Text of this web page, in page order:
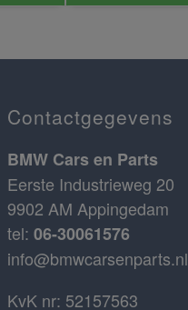
Contactgegevens
BMW Cars en Parts
Eerste Industrieweg 20
9902 AM Appingedam
tel: 06-30061576
info@bmwcarsenparts.nl
KvK nr: 52157563